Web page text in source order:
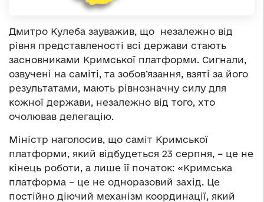
Дмитро Кулеба зауважив, що незалежно від
рівня представленості всі держави стають
засновниками Кримської платформи. Сигнали,
озвучені на саміті, та зобов’язання, взяті за його
результатами, мають рівнозначну силу для
кожної держави, незалежно від того, хто
очолював делегацію.
Міністр наголосив, що саміт Кримської
платформи, який відбудеться 23 серпня, – це не
кінець роботи, а лише її початок: «Кримська
платформа – це не одноразовий захід. Це
постійно діючий механізм координації, який